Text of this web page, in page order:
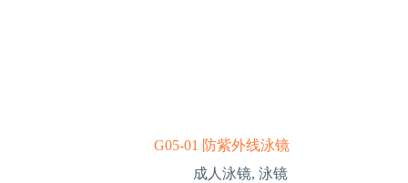
G05-01 防紫外线泳镜
成人泳镜, 泳镜